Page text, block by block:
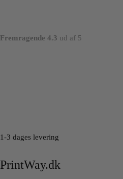
Fremragende 4.3 ud af 5
1-3 dages levering
PrintWay.dk